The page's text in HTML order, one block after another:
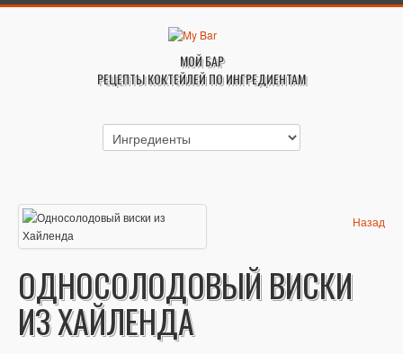
МОЙ БАР
РЕЦЕПТЫ КОКТЕЙЛЕЙ ПО ИНГРЕДИЕНТАМ
Назад
ОДНОСОЛОДОВЫЙ ВИСКИ
ИЗ ХАЙЛЕНДА